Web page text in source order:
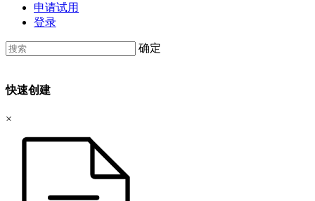
申请试用
登录
确定
快速创建
×